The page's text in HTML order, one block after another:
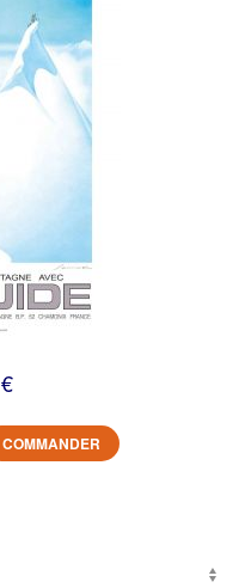
COMMANDER